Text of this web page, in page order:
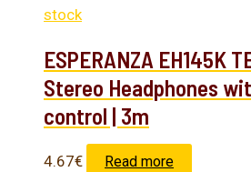
stock
ESPERANZA EH145K
Stereo Headphones
control | 3m
4.67€ Read more